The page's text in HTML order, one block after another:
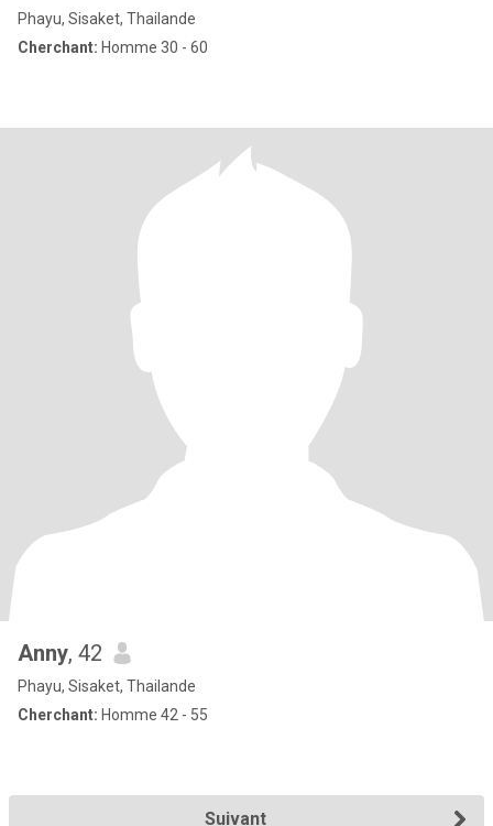
Phayu, Sisaket, Thailande
Cherchant: Homme 30 - 60
Anny, 42
Phayu, Sisaket, Thailande
Cherchant: Homme 42 - 55
Suivant